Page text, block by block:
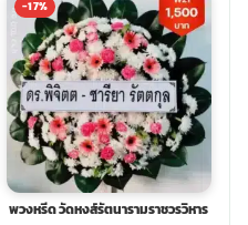
-17%
พวงหรีด วัดหงส์รัตนารามราชวรวิหาร